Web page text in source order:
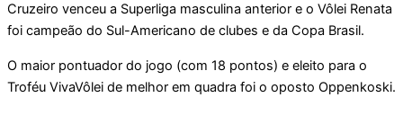
Cruzeiro venceu a Superliga masculina anterior e o Vôlei Renata
foi campeão do Sul-Americano de clubes e da Copa Brasil.
O maior pontuador do jogo (com 18 pontos) e eleito para o
Troféu VivaVôlei de melhor em quadra foi o oposto Oppenkoski.